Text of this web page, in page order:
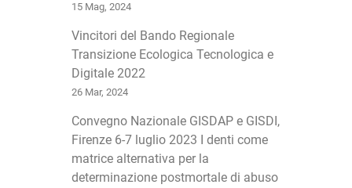
15 Mag, 2024
Vincitori del Bando Regionale
Transizione Ecologica Tecnologica e
Digitale 2022
26 Mar, 2024
Convegno Nazionale GISDAP e GISDI,
Firenze 6-7 luglio 2023 I denti come
matrice alternativa per la
determinazione postmortale di abuso